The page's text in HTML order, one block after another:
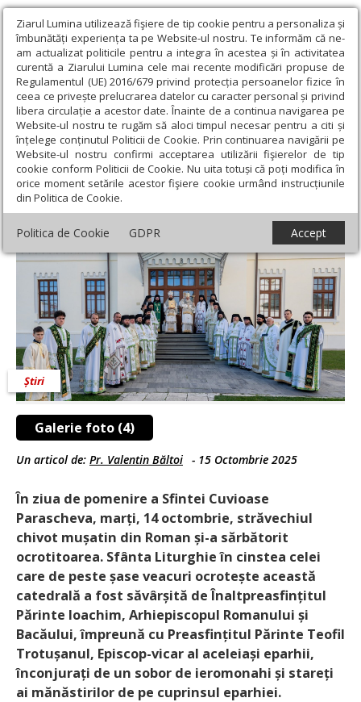
Ziarul Lumina utilizează fişiere de tip cookie pentru a personaliza și
îmbunătăți experiența ta pe Website-ul nostru. Te informăm că ne-
am actualizat politicile pentru a integra în acestea și în activitatea
curentă a Ziarului Lumina cele mai recente modificări propuse de
Regulamentul (UE) 2016/679 privind protecția persoanelor fizice în
ceea ce privește prelucrarea datelor cu caracter personal și privind
libera circulație a acestor date. Înainte de a continua navigarea pe
Website-ul nostru te rugăm să aloci timpul necesar pentru a citi și
înțelege conținutul Politicii de Cookie. Prin continuarea navigării pe
Website-ul nostru confirmi acceptarea utilizării fişierelor de tip
cookie conform Politicii de Cookie. Nu uita totuși că poți modifica în
orice moment setările acestor fişiere cookie urmând instrucțiunile
din Politica de Cookie.
Politica de Cookie GDPR Accept
Ziarul Lumina › Actualitate religioasă › Știri › Catedrala
Arhiepiscopală din Roman și-a sărbătorit ocrotitoarea
Catedrala Arhiepiscopală din Roman și-a
sărbătorit ocrotitoarea
Galerie foto (4)
Știri
Un articol de: Pr. Valentin Băltoi - 15 Octombrie 2025
În ziua de pomenire a Sfintei Cuvioase
Parascheva, marți, 14 octombrie, străvechiul
chivot mușatin din Roman și-a sărbătorit
ocrotitoarea. Sfânta Liturghie în cinstea celei
care de peste șase veacuri ocrotește această
catedrală a fost săvârșită de Înaltpreasfințitul
Părinte Ioachim, Arhiepiscopul Romanului și
Bacăului, împreună cu Preasfințitul Părinte Teofil
Trotu­șanul, Episcop-vicar al aceleiași eparhii,
înconjurați de un sobor de ieromonahi și stareți
ai mănăstirilor de pe cuprinsul eparhiei.